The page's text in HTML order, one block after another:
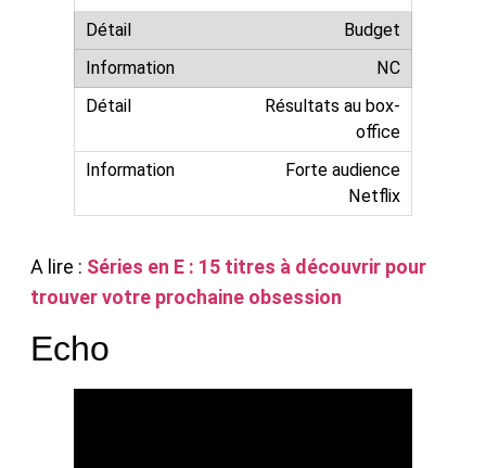
Budget
NC
Résultats au box-
office
Forte audience
Netflix
A lire : Séries en E : 15 titres à découvrir pour
trouver votre prochaine obsession
Echo